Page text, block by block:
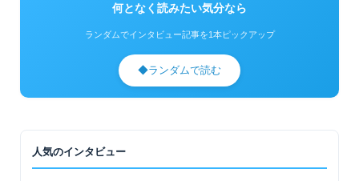
何となく読みたい気分なら
ランダムでインタビュー記事を1本ピックアップ
◆ランダムで読む
人気のインタビュー